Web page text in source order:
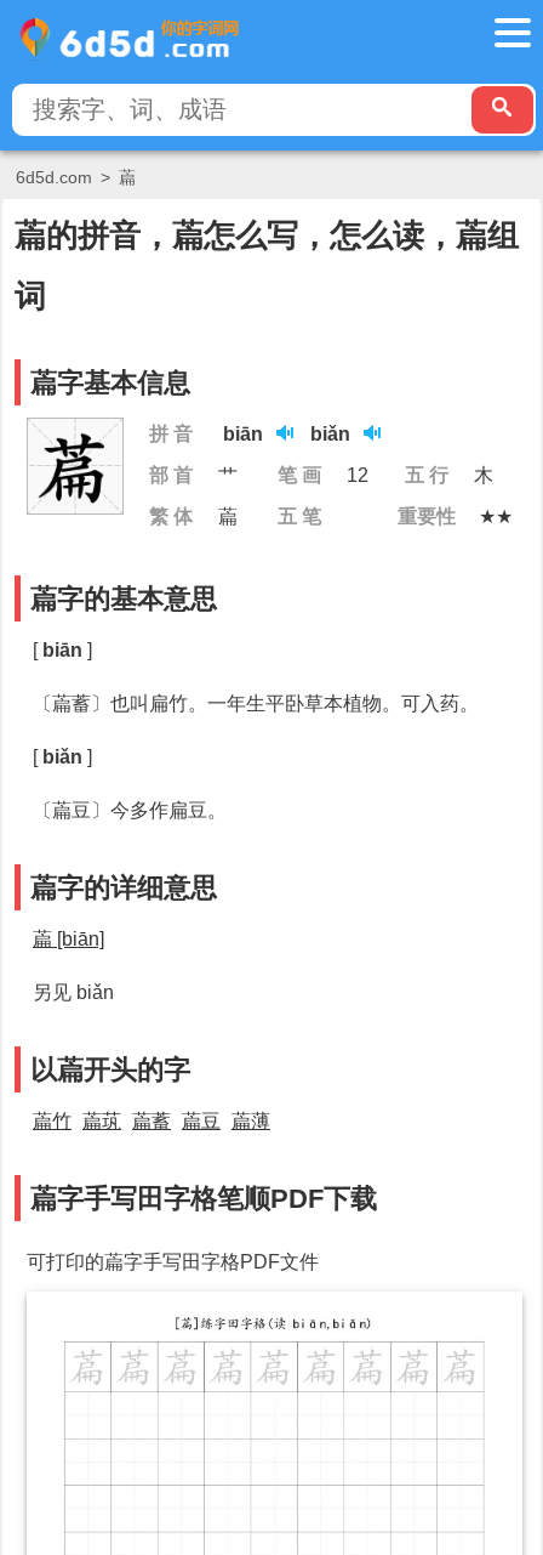
6d5d.com > 萹
萹的拼音，萹怎么写，怎么读，萹组
词
萹字基本信息
拼 音 biān
biǎn
部 首
艹 笔 画 12 五 行
木
繁 体
萹 五 笔 重要性 ★★
萹字的基本意思
[ biān ]
〔萹蓄〕也叫扁竹。一年生平卧草本植物。可入药。
[ biǎn ]
〔萹豆〕今多作扁豆。
萹字的详细意思
萹 [biān]
另见 biǎn
以萹开头的字
萹竹 萹茿 萹蓄 萹豆 萹薄
萹字手写田字格笔顺PDF下载
可打印的萹字手写田字格PDF文件